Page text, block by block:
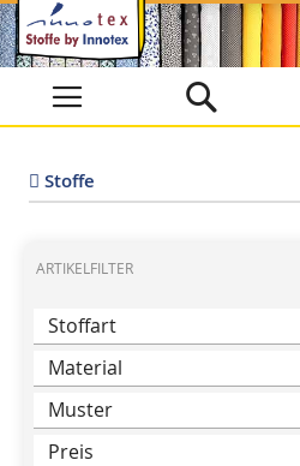
Direkt
zum
Inhalt
Stoffe
ARTIKELFILTER
Stoffart
Material
Muster
Preis